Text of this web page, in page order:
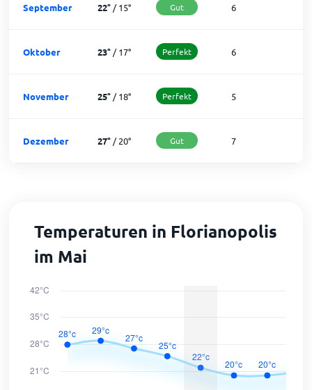
September 22°/15° Gut 6
Oktober 23°/17° Perfekt 6
November 25°/18° Perfekt 5
Dezember 27°/20° Gut 7
Temperaturen in Florianopolis
im Mai